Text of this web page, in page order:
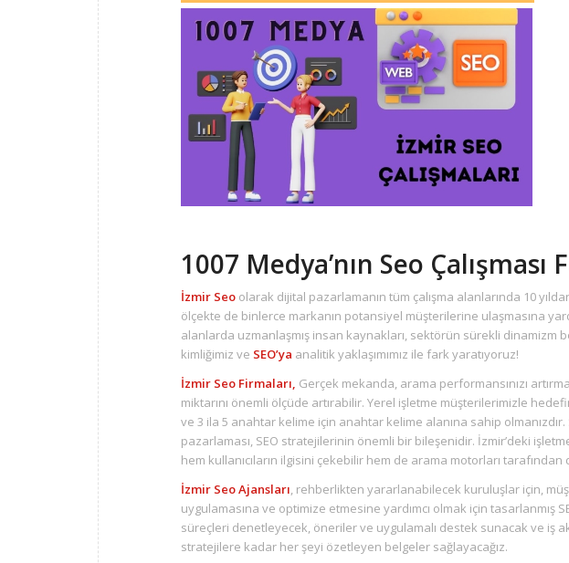
1007 Medya’nın Seo Çalışması
İzmir Seo olarak dijital pazarlamanın tüm çalışma alanlarında 10
ölçekte de binlerce markanın potansiyel müşterilerine ulaşmasına
alanlarda uzmanlaşmış insan kaynakları, sektörün sürekli dinamizm
kimliğimiz ve SEO’ya analitik yaklaşımımız ile fark yaratıyoruz!
İzmir Seo Firmaları, Gerçek mekanda, arama performansınızı
miktarını önemli ölçüde artırabilir. Yerel işletme müşterilerimizle
ve 3 ila 5 anahtar kelime için anahtar kelime alanına sahip
pazarlaması, SEO stratejilerinin önemli bir bileşenidir. İzmir’deki
hem kullanıcıların ilgisini çekebilir hem de arama motorları
İzmir Seo Ajansları, rehberlikten yararlanabilecek kuruluşlar için,
uygulamasına ve optimize etmesine yardımcı olmak için tasarlanmış
süreçleri denetleyecek, öneriler ve uygulamalı destek sunacak ve iş
stratejilere kadar her şeyi özetleyen belgeler sağlayacağız.